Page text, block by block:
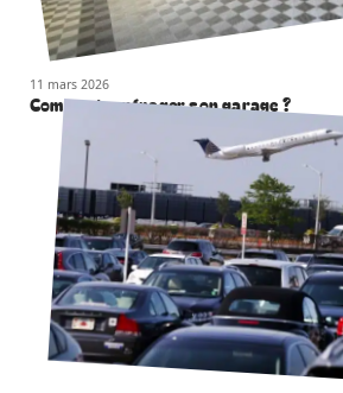
11 mars 2026
Comment aménager son garage ?